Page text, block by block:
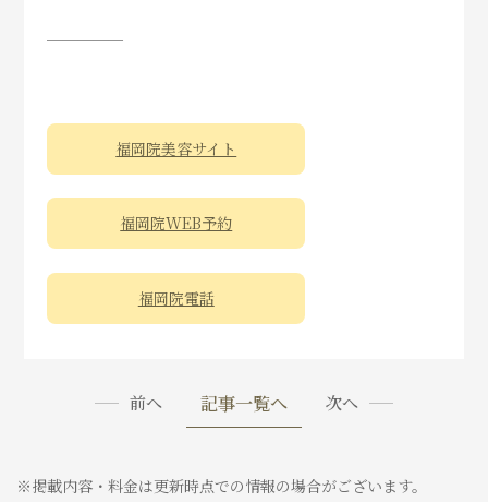
福岡院美容サイト
福岡院WEB予約
福岡院電話
前へ 記事一覧へ 次へ
※掲載内容・料金は更新時点での情報の場合がございます。